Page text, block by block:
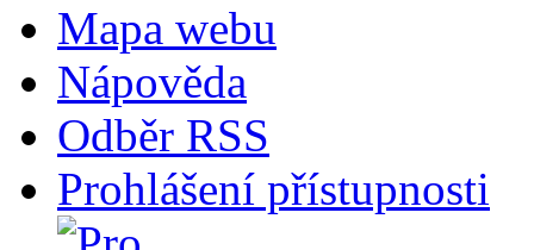
Mapa webu
Nápověda
Odběr RSS
Prohlášení přístupnosti